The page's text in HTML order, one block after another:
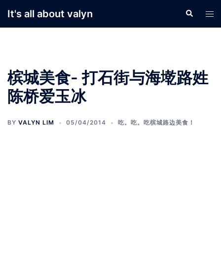
It's all about valyn Search
槟城美食- 打石街与海墘路姓
陈桥爱玉冰
BY VALYN LIM 05/04/2014 吃。吃。吃槟城路边美食！